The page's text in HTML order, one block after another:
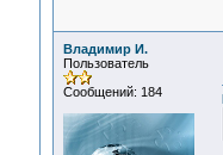
Владимир И.
Пользователь
Сообщений: 184